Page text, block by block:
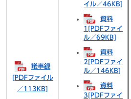
議事録
[PDFファイル
／113KB]
イル／46KB]
資料
1[PDFファイ
ル／69KB]
資料
2[PDFファイ
ル／146KB]
資料
3[PDFファイ